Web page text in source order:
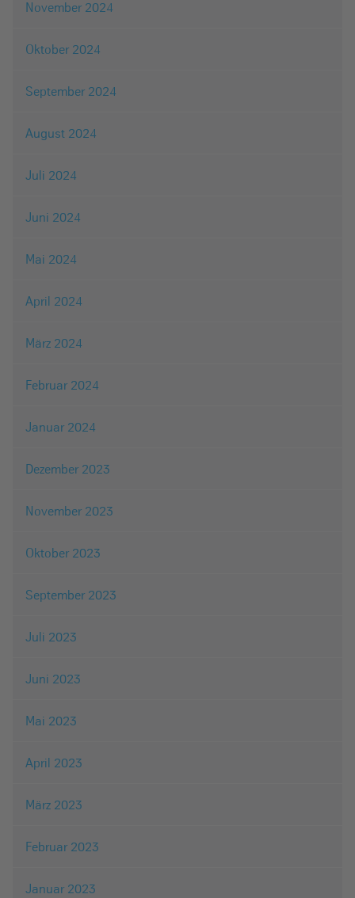
November 2024
Oktober 2024
September 2024
August 2024
Juli 2024
Juni 2024
Mai 2024
April 2024
März 2024
Februar 2024
Januar 2024
Dezember 2023
November 2023
Oktober 2023
September 2023
Juli 2023
Juni 2023
Mai 2023
April 2023
März 2023
Februar 2023
Januar 2023